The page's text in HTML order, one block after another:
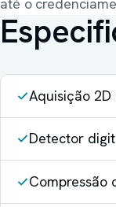
Aquisição 2D
Detector
Compressão